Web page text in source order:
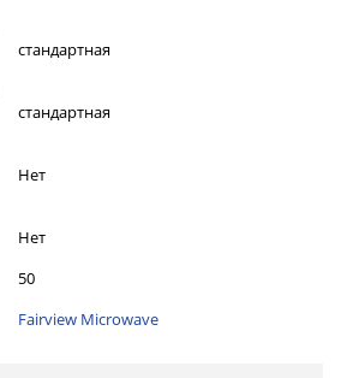
стандартная
стандартная
Нет
Нет
50
Fairview Microwave